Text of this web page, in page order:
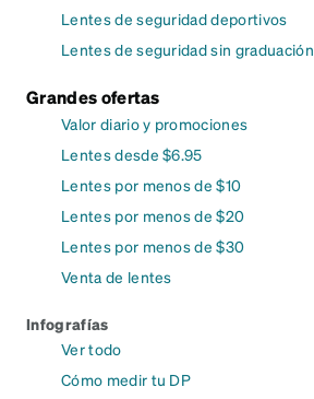
Lentes de seguridad deportivos
Lentes de seguridad sin graduación
Grandes ofertas
Valor diario y promociones
Lentes desde $6.95
Lentes por menos de $10
Lentes por menos de $20
Lentes por menos de $30
Venta de lentes
Infografías
Ver todo
Cómo medir tu DP